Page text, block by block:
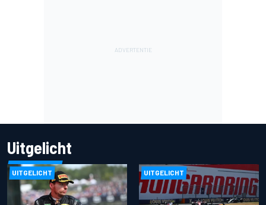
Uitgelicht
UITGELICHT UITGELICHT